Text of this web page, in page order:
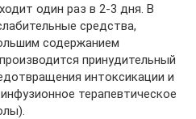
один раз в 2-3 дня. В
средства,
содержанием
принудительный
интоксикации и
терапевтическое